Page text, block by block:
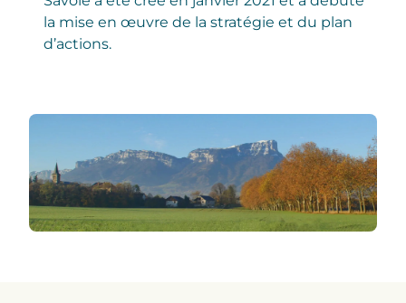
la mise en œuvre de la stratégie et du plan
d’actions.